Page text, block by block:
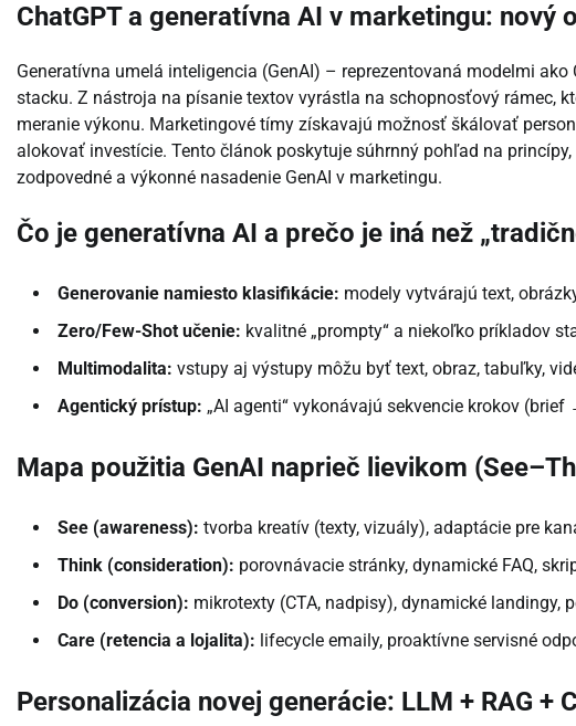
ChatGPT a generatívna AI v marketingu: nový
Generatívna umelá inteligencia (GenAI) – reprezentovaná modelmi
stacku. Z nástroja na písanie textov vyrástla na schopnosťový rámec,
meranie výkonu. Marketingové tímy získavajú možnosť škálovať
alokovať investície. Tento článok poskytuje súhrnný pohľad na
zodpovedné a výkonné nasadenie GenAI v marketingu.
Čo je generatívna AI a prečo je iná než
Generovanie namiesto klasifikácie: modely vytvárajú text,
Zero/Few-Shot učenie: kvalitné „prompty“ a niekoľko príkladov
Multimodalita: vstupy aj výstupy môžu byť text, obraz, tabuľky,
Agentický prístup: „AI agenti“ vykonávajú sekvencie krokov
Mapa použitia GenAI naprieč lievikom
See (awareness): tvorba kreatív (texty, vizuály), adaptácie pre
Think (consideration): porovnávacie stránky, dynamické FAQ,
Do (conversion): mikrotexty (CTA, nadpisy), dynamické landingy,
Care (retencia a lojalita): lifecycle emaily, proaktívne servisné
Personalizácia novej generácie: LLM + RAG +